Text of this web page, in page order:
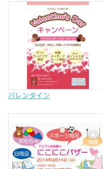
バレンタイン